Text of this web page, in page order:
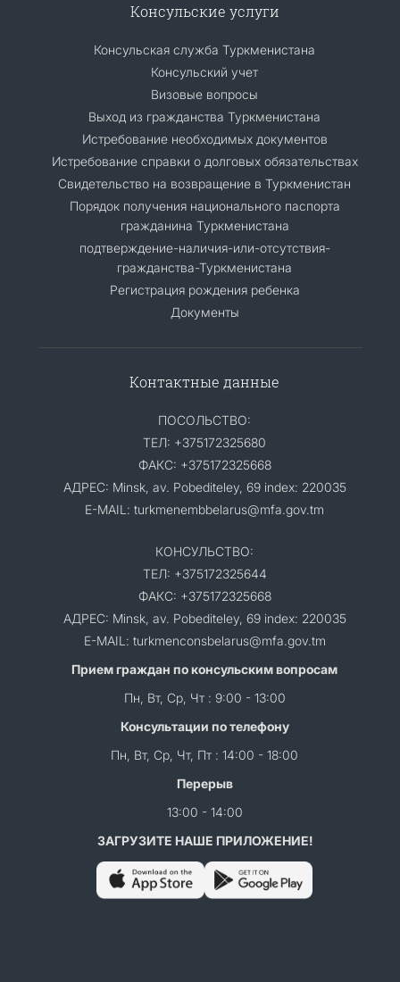
Консульские услуги
Консульская служба Туркменистана
Консульский учет
Визовые вопросы
Выход из гражданства Туркменистана
Истребование необходимых документов
Истребование справки о долговых обязательствах
Свидетельство на возвращение в Туркменистан
Порядок получения национального паспорта
гражданина Туркменистана
подтверждение-наличия-или-отсутствия-
гражданства-Туркменистана
Регистрация рождения ребенка
Документы
Контактные данные
ПОСОЛЬСТВО:
ТЕЛ: +375172325680
ФАКС: +375172325668
АДРЕС: Minsk, av. Pobediteley, 69 index: 220035
E-MAIL: turkmenembbelarus@mfa.gov.tm
КОНСУЛЬСТВО:
ТЕЛ: +375172325644
ФАКС: +375172325668
АДРЕС: Minsk, av. Pobediteley, 69 index: 220035
E-MAIL: turkmenconsbelarus@mfa.gov.tm
Прием граждан по консульским вопросам
Пн, Вт, Ср, Чт : 9:00 - 13:00
Консультации по телефону
Пн, Вт, Ср, Чт, Пт : 14:00 - 18:00
Перерыв
13:00 - 14:00
ЗАГРУЗИТЕ НАШЕ ПРИЛОЖЕНИЕ!